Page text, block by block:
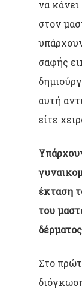
να
στον
σαφής
αυτή
είτε
έκταση
του
Στο